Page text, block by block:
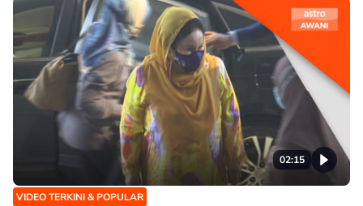
02:15
VIDEO TERKINI & POPULAR